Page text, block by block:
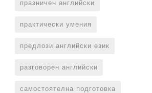
празничен английски
практически умения
предлози английски език
разговорен английски
самостоятелна подготовка